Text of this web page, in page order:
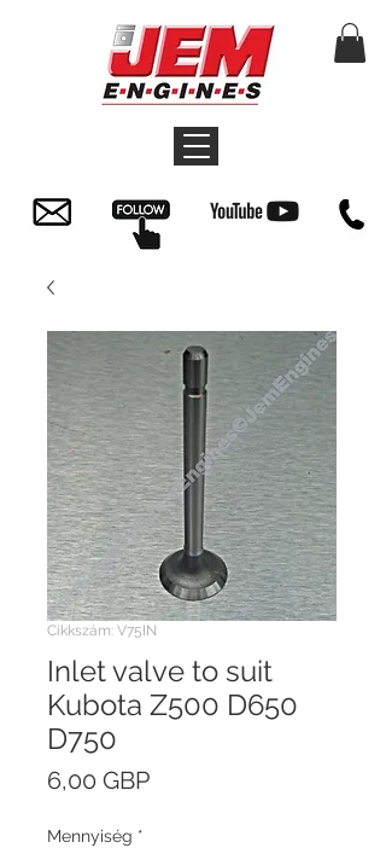
Cikkszám: V75IN
Inlet valve to suit
Kubota Z500 D650
D750
6,00 GBPÁr
Mennyiség *